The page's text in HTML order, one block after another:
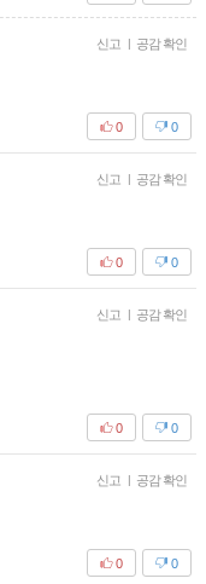
신고 | 공감 확인
0
0
신고 | 공감 확인
0
0
신고 | 공감 확인
0
0
신고 | 공감 확인
0
0